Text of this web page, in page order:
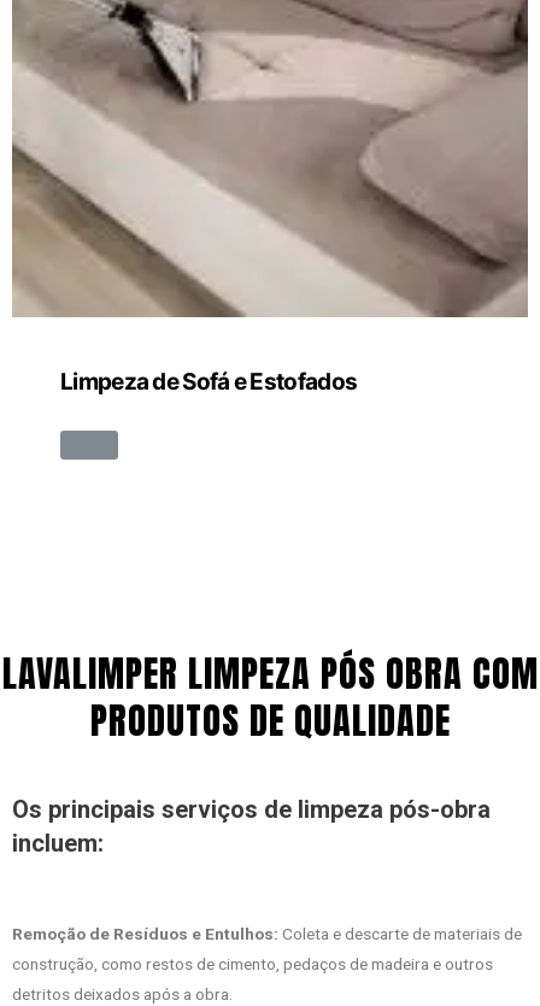
Limpeza de Sofá e Estofados
LAVALIMPER LIMPEZA PÓS OBRA COM
PRODUTOS DE QUALIDADE
Os principais serviços de limpeza pós-obra
incluem:
Remoção de Resíduos e Entulhos: Coleta e descarte de materiais de
construção, como restos de cimento, pedaços de madeira e outros
detritos deixados após a obra.